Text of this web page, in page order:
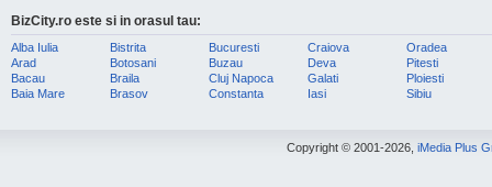
BizCity.ro este si in orasul tau:
Alba Iulia
Arad
Bacau
Baia Mare
Bistrita
Botosani
Braila
Brasov
Bucuresti
Buzau
Cluj Napoca
Constanta
Craiova
Deva
Galati
Iasi
Oradea
Pitesti
Ploiesti
Sibiu
Copyright © 2001-2026, iMedia Plus